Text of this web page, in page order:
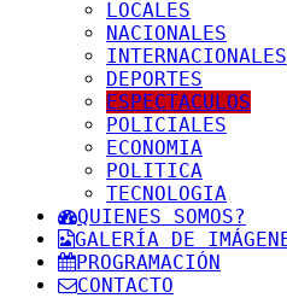
LOCALES
NACIONALES
INTERNACIONALES
DEPORTES
ESPECTACULOS
POLICIALES
ECONOMIA
POLITICA
TECNOLOGIA
QUIENES SOMOS?
GALERÍA DE
PROGRAMACIÓN
CONTACTO